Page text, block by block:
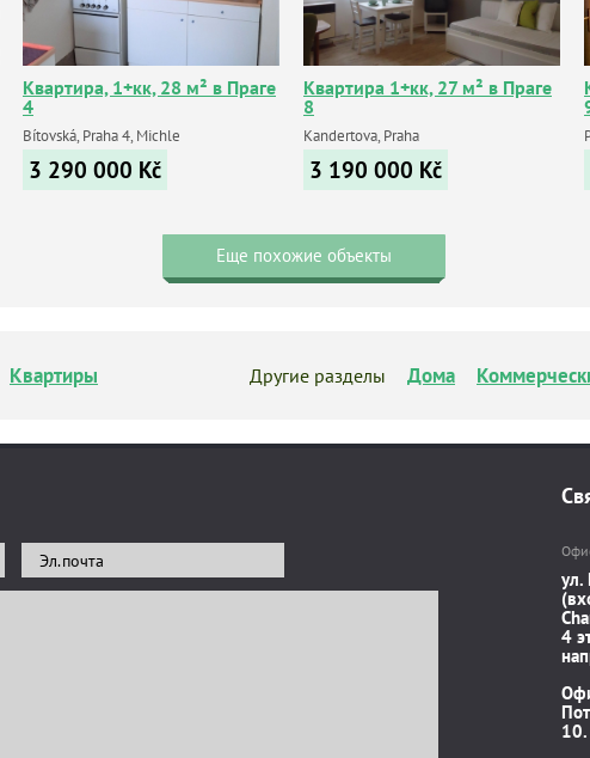
Квартира, 1+кк, 28 м² в Праге
4
Bítovská, Praha 4, Michle
3 290 000 Kč
Квартира 1+кк, 27 м² в Праге
8
Kandertova, Praha
3 190 000 Kč
Еще похожие объекты
Квартиры Другие разделы Дома
ул.
4
10.